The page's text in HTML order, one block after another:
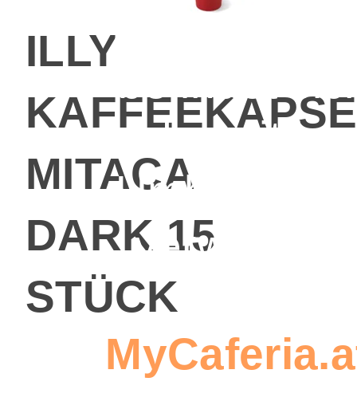
ILLY
MITACA
DARK 15
STÜCK
befindet
derzeit im
Umbau.
verwenden